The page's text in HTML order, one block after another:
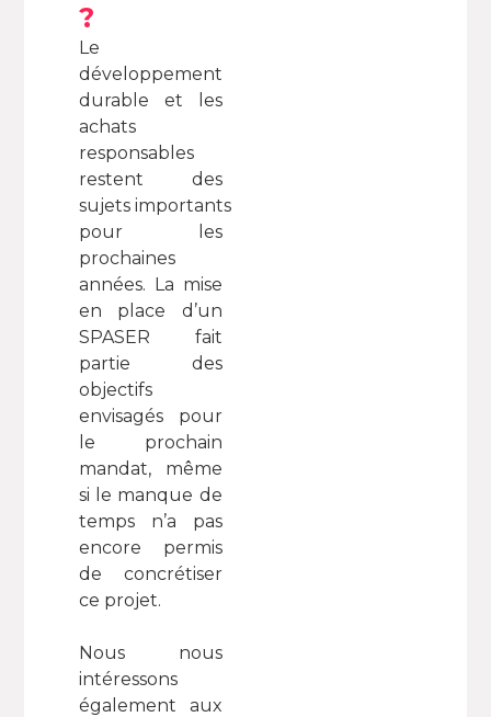
?
Le
développement
durable et les
achats
responsables
restent des
sujets importants
pour les
prochaines
années. La mise
en place d’un
SPASER fait
partie des
objectifs
envisagés pour
le prochain
mandat, même
si le manque de
temps n’a pas
encore permis
de concrétiser
ce projet.
Nous nous
intéressons
également aux